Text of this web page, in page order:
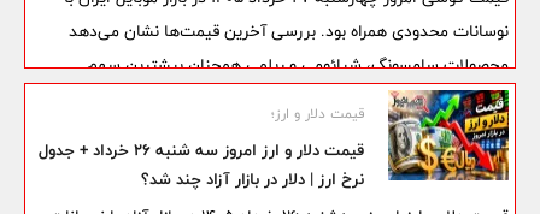
نوسانات محدودی همراه بود. بررسی آخرین قیمت‌ها نشان می‌دهد
محصولات سامسونگ، شیائومی و ریلمی همچنان بیشترین سهم
معاملات بازار را به خود اختصاص داده‌اند. در این میان، برخی مدل‌های
میان‌رده با افزایش تقاضا مواجه شده‌اند و گوشی‌های اقتصادی همچنان
گزینه نخست خریداران محسوب می‌شوند.
قیمت دلار و ارز؛
قیمت دلار و ارز امروز سه شنبه 26 خرداد + جدول
نرخ ارز | دلار در بازار آزاد چند شد؟